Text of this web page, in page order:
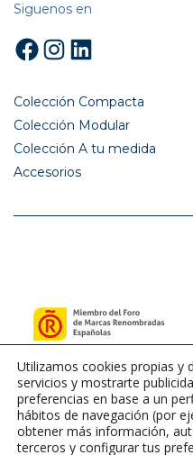
Siguenos en
Facebook
Instagram
LinkedIn
Colección Compacta
Colección Modular
Colección A tu medida
Accesorios
Utilizamos cookies propias y
servicios y mostrarte
preferencias en base a un
hábitos de navegación (por
obtener más información,
terceros y configurar tus